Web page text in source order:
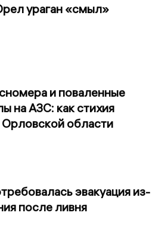
ураган «смыл»
и поваленные
на АЗС: как стихия
области
эвакуация из-
после ливня